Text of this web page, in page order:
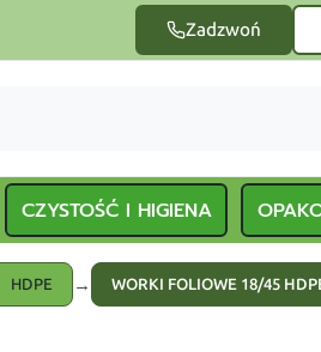
Zadzwoń
CZYSTOŚĆ I HIGIENA
HDPE → WORKI FOLIOWE 18/45